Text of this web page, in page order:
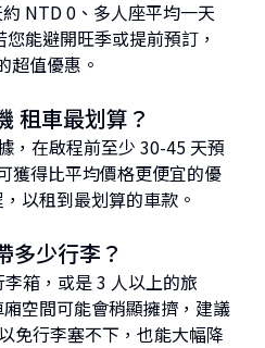
NTD 0、多人座平均一天
能避開旺季或提前預訂，
超值優惠。
租車最划算？
，在啟程前至少 30-45 天預
獲得比平均價格更便宜的優
以租到最划算的車款。
多少行李？
箱，或是 3 人以上的旅
空間可能會稍顯擁擠，建議
免行李塞不下，也能大幅降